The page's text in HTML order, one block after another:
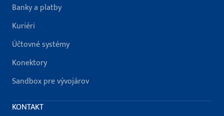
Banky a platby
Kuriéri
Účtovné systémy
Konektory
Sandbox pre vývojárov
KONTAKT